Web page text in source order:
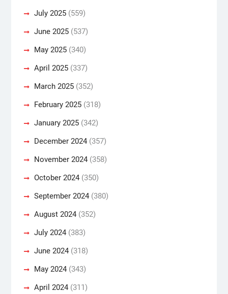
July 2025(559)
June 2025(537)
May 2025(340)
April 2025(337)
March 2025(352)
February 2025(318)
January 2025(342)
December 2024(357)
November 2024(358)
October 2024(350)
September 2024(380)
August 2024(352)
July 2024(383)
June 2024(318)
May 2024(343)
April 2024(311)